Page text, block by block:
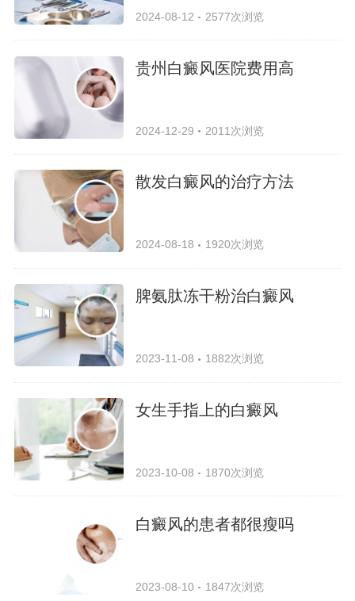
2024-08-12 2577次浏览
贵州白癜风医院费用高
2024-12-29 2011次浏览
散发白癜风的治疗方法
2024-08-18 1920次浏览
脾氨肽冻干粉治白癜风
2023-11-08 1882次浏览
女生手指上的白癜风
2023-10-08 1870次浏览
白癜风的患者都很瘦吗
2023-08-10 1847次浏览